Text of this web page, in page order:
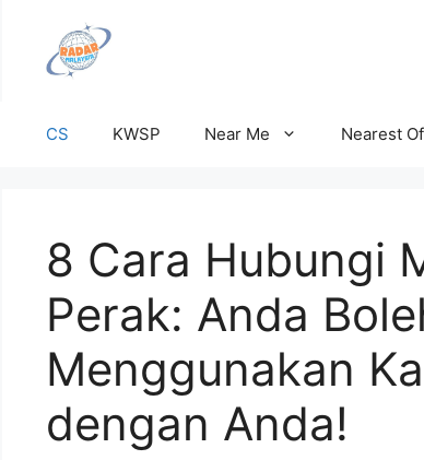
CS KWSP Near Me Nearest
8 Cara Hubungi
Perak: Anda
Menggunakan
dengan Anda!